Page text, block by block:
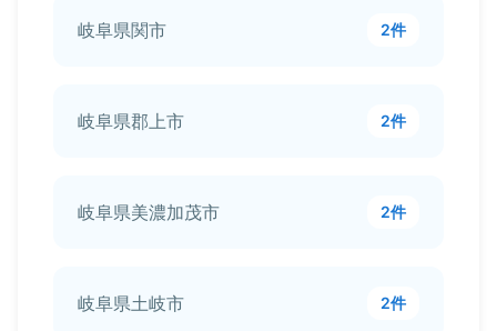
岐阜県関市 2件
岐阜県郡上市 2件
岐阜県美濃加茂市 2件
岐阜県土岐市 2件